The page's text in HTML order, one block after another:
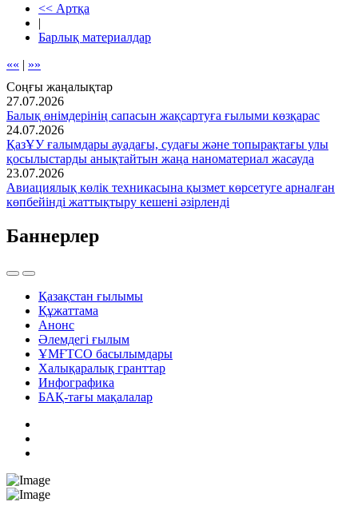
<< Артқа
|
Барлық материалдар
«« | »»
Соңғы жаңалықтар
27.07.2026
Балық өнімдерінің сапасын жақсартуға ғылыми көзқарас
24.07.2026
ҚазҰУ ғалымдары ауадағы, судағы және топырақтағы улы
қосылыстарды анықтайтын жаңа наноматериал жасауда
23.07.2026
Авиациялық көлік техникасына қызмет көрсетуге арналған
көпбейінді жаттықтыру кешені әзірленді
Баннерлер
Қазақстан ғылымы
Құжаттама
Анонс
Әлемдегі ғылым
ҰМҒТСО басылымдары
Халықаралық гранттар
Инфографика
БАҚ-тағы мақалалар